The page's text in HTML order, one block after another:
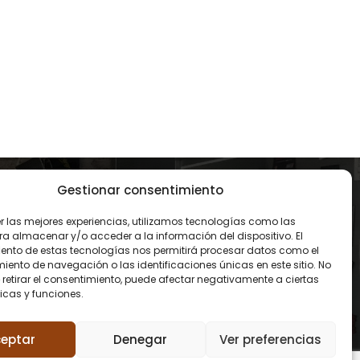
Gestionar consentimiento
las mejores experiencias, utilizamos tecnologías como las
almacenar y/o acceder a la información del dispositivo. El
de estas tecnologías nos permitirá procesar datos como el
de navegación o las identificaciones únicas en este sitio. No
el consentimiento, puede afectar negativamente a ciertas
y funciones.
Denegar Ver preferencias
CONTACTO
93 119 00 68
contacto@amidareform
es.com